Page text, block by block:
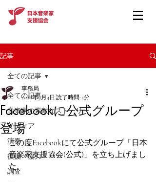
記事
全ての記事
音楽家の素敵なストーリー
メディア
演奏
後援・協力
調査
全ての記事
Facebookに公式グループ
登場
事務局
2020年9月4日 読了時間: 1分
この度Facebookにて公式グループ「日本
音楽家支援協会(公式)」を立ち上げまし
た。